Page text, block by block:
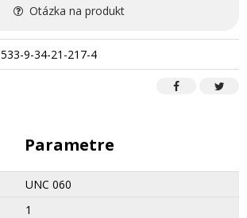
Otázka na produkt
533-9-34-21-217-4
Parametre
UNC 060
1